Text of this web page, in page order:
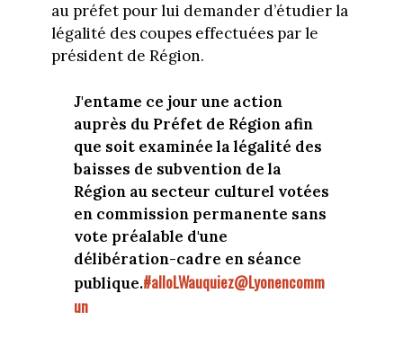
au préfet pour lui demander d’étudier la
légalité des coupes effectuées par le
président de Région.
J'entame ce jour une action
auprès du Préfet de Région afin
que soit examinée la légalité des
baisses de subvention de la
Région au secteur culturel votées
en commission permanente sans
vote préalable d'une
délibération-cadre en séance
publique.#alloLWauquiez@Lyonencomm
un